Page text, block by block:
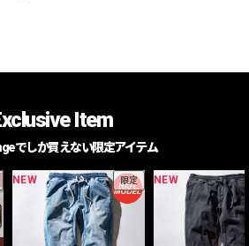
Item
でしか買えない限定アイテム
NEW 限定 NEW